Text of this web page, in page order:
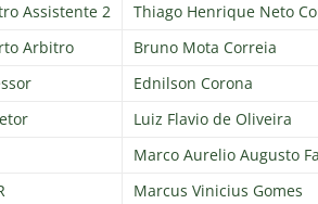
Assistente 2
Thiago Henrique Neto
Arbitro
Bruno Mota Correia
Ednilson Corona
Luiz Flavio de Oliveira
Marco Aurelio Augusto
Marcus Vinicius Gomes